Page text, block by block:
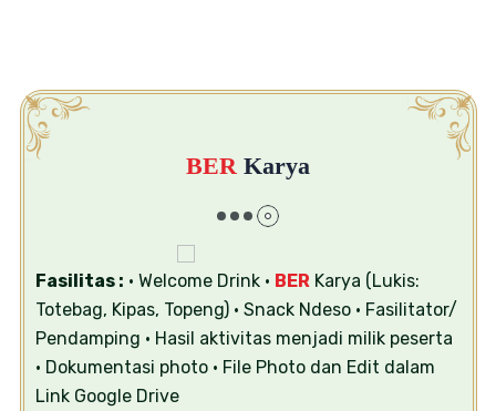
BER Karya
Fasilitas : • Welcome Drink• BERKarya (Lukis:
Totebag, Kipas, Topeng)• Snack Ndeso• Fasilitator/
Pendamping • Hasil aktivitas menjadi milik peserta
• Dokumentasi photo• File Photo dan Edit dalam
Link Google Drive